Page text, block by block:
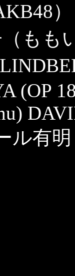
もも
(OP
ル有